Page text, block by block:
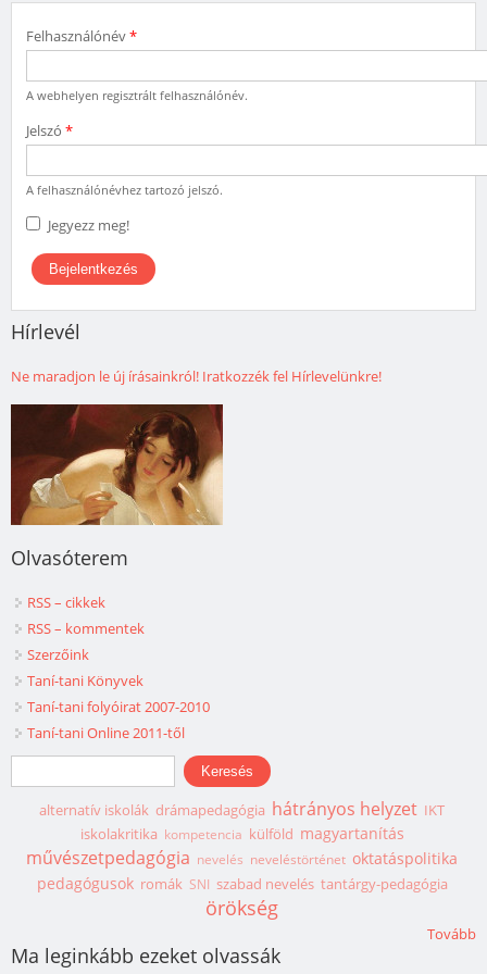
Felhasználónév*
A webhelyen regisztrált felhasználónév.
Jelszó *
A felhasználónévhez tartozó jelszó.
Jegyezz meg!
Hírlevél
Ne maradjon le új írásainkról! Iratkozzék fel Hírlevelünkre!
Olvasóterem
RSS – cikkek
RSS – kommentek
Szerzőink
Taní-tani Könyvek
Taní-tani folyóirat 2007-2010
Taní-tani Online 2011-től
Keresés űrlap
Keresés
alternatív iskolák drámapedagógia hátrányos helyzet IKT
iskolakritika kompetencia külföld magyartanítás
művészetpedagógia nevelés neveléstörténet oktatáspolitika
pedagógusok romák SNI szabad nevelés tantárgy-pedagógia
örökség
Tovább
Ma leginkább ezeket olvassák